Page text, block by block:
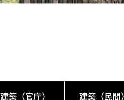
建築（官庁） 建築（民間）